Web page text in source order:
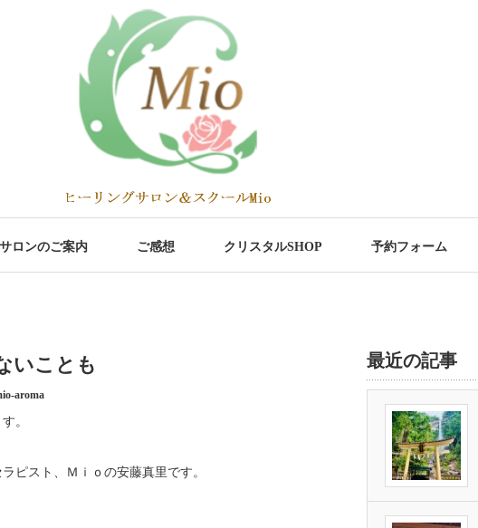
サロンのご案内 ご感想 クリスタルSHOP 予約フォーム
いことも
aroma
。
ピスト、Ｍｉｏの安藤真里です。
最近の記事